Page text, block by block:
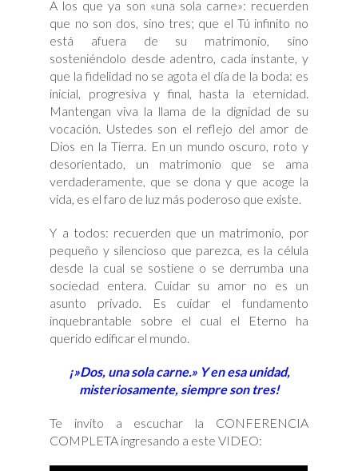
A los que ya son «una sola carne»: recuerden
que no son dos, sino tres; que el Tú infinito no
está afuera de su matrimonio, sino
sosteniéndolo desde adentro, cada instante, y
que la fidelidad no se agota el día de la boda: es
inicial, progresiva y final, hasta la eternidad.
Mantengan viva la llama de la dignidad de su
vocación. Ustedes son el reflejo del amor de
Dios en la Tierra. En un mundo oscuro, roto y
desorientado, un matrimonio que se ama
verdaderamente, que se dona y que acoge la
vida, es el faro de luz más poderoso que existe.
Y a todos: recuerden que un matrimonio, por
pequeño y silencioso que parezca, es la célula
desde la cual se sostiene o se derrumba una
sociedad entera. Cuidar su amor no es un
asunto privado. Es cuidar el fundamento
inquebrantable sobre el cual el Eterno ha
querido edificar el mundo.
¡»Dos, una sola carne.» Y en esa unidad,
misteriosamente, siempre son tres!
Te invito a escuchar la CONFERENCIA
COMPLETA ingresando a este VIDEO: